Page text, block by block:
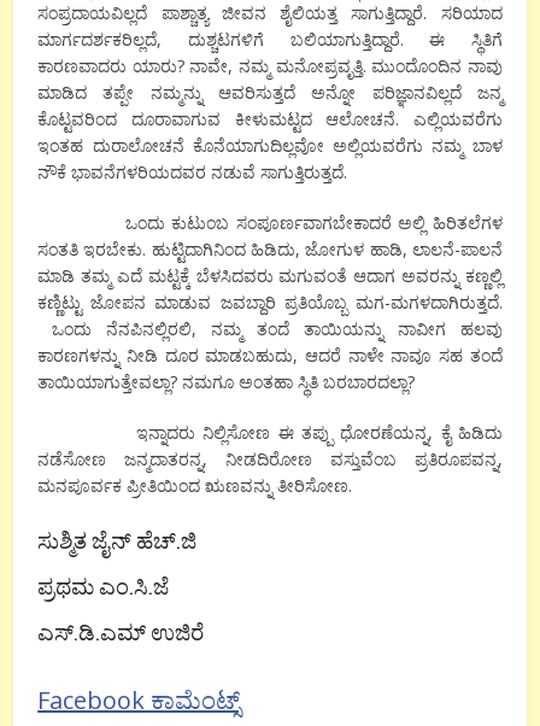
ಸಂಪ್ರದಾಯವಿಲ್ಲದೆ ಪಾಶ್ಚಾತ್ಯ ಜೀವನ ಶೈಲಿಯತ್ತ ಸಾಗುತ್ತಿದ್ದಾರೆ. ಸರಿಯಾದ
ಮಾರ್ಗದರ್ಶಕರಿಲ್ಲದೆ, ದುಶ್ಚಟಗಳಿಗೆ ಬಲಿಯಾಗುತ್ತಿದ್ದಾರೆ. ಈ ಸ್ಥಿತಿಗೆ
ಕಾರಣವಾದರು ಯಾರು? ನಾವೇ, ನಮ್ಮ ಮನೋಪ್ರವೃತ್ತಿ. ಮುಂದೊಂದಿನ ನಾವು
ಮಾಡಿದ ತಪ್ಪೇ ನಮ್ಮನ್ನು ಆವರಿಸುತ್ತದೆ ಅನ್ನೋ ಪರಿಜ್ಞಾನವಿಲ್ಲದೆ ಜನ್ಮ
ಕೊಟ್ಟವರಿಂದ ದೂರಾವಾಗುವ ಕೀಳುಮಟ್ಟದ ಆಲೋಚನೆ. ಎಲ್ಲಿಯವರೆಗು
ಇಂತಹ ದುರಾಲೋಚನೆ ಕೊನೆಯಾಗುದಿಲ್ಲವೋ ಅಲ್ಲಿಯವರೆಗು ನಮ್ಮ ಬಾಳ
ನೌಕೆ ಭಾವನೆಗಳರಿಯದವರ ನಡುವೆ ಸಾಗುತ್ತಿರುತ್ತದೆ.
ಒಂದು ಕುಟುಂಬ ಸಂಪೂರ್ಣವಾಗಬೇಕಾದರೆ ಅಲ್ಲಿ ಹಿರಿತಲೆಗಳ
ಸಂತತಿ ಇರಬೇಕು. ಹುಟ್ಟಿದಾಗಿನಿಂದ ಹಿಡಿದು, ಜೋಗುಳ ಹಾಡಿ, ಲಾಲನೆ-ಪಾಲನೆ
ಮಾಡಿ ತಮ್ಮ ಎದೆ ಮಟ್ಟಕ್ಕೆ ಬೆಳಸಿದವರು ಮಗುವಂತೆ ಆದಾಗ ಅವರನ್ನು ಕಣ್ಣಲ್ಲಿ
ಕಣ್ಣಿಟ್ಟು ಜೋಪನ ಮಾಡುವ ಜವಬ್ದಾರಿ ಪ್ರತಿಯೊಬ್ಬ ಮಗ-ಮಗಳದಾಗಿರುತ್ತದೆ.
ಒಂದು ನೆನಪಿನಲ್ಲಿರಲಿ, ನಮ್ಮ ತಂದೆ ತಾಯಿಯನ್ನು ನಾವೀಗ ಹಲವು
ಕಾರಣಗಳನ್ನು ನೀಡಿ ದೂರ ಮಾಡಬಹುದು, ಆದರೆ ನಾಳೇ ನಾವೂ ಸಹ ತಂದೆ
ತಾಯಿಯಾಗುತ್ತೇವಲ್ಲಾ? ನಮಗೂ ಅಂತಹಾ ಸ್ಥಿತಿ ಬರಬಾರದಲ್ಲಾ?
ಇನ್ನಾದರು ನಿಲ್ಲಿಸೋಣ ಈ ತಪ್ಪು ಧೋರಣೆಯನ್ನ, ಕೈ ಹಿಡಿದು
ನಡೆಸೋಣ ಜನ್ಮದಾತರನ್ನ, ನೀಡದಿರೋಣ ವಸ್ತುವೆಂಬ ಪ್ರತಿರೂಪವನ್ನ,
ಮನಪೂರ್ವಕ ಪ್ರೀತಿಯಿಂದ ಋಣವನ್ನು ತೀರಿಸೋಣ.
ಸುಶ್ಮಿತ ಜೈನ್ ಹೆಚ್.ಜಿ
ಪ್ರಥಮ ಎಂ.ಸಿ.ಜೆ
ಎಸ್.ಡಿ.ಎಮ್ ಉಜಿರೆ
Facebook ಕಾಮೆಂಟ್ಸ್